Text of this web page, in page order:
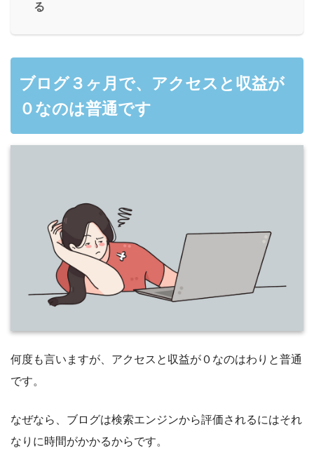
る
ブログ３ヶ月で、アクセスと収益が
０なのは普通です
何度も言いますが、アクセスと収益が０なのはわりと普通
です。
なぜなら、ブログは検索エンジンから評価されるにはそれ
なりに時間がかかるからです。